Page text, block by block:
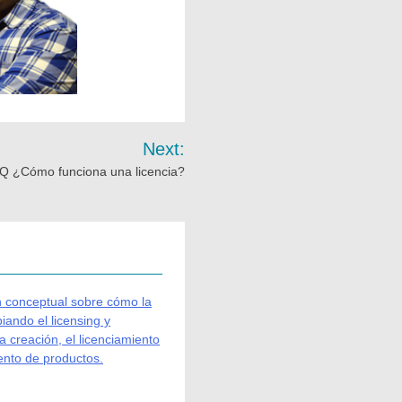
Next:
¿Cómo funciona una licencia?